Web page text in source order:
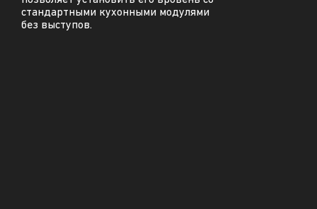
стандартными кухонными модулями
без выступов.